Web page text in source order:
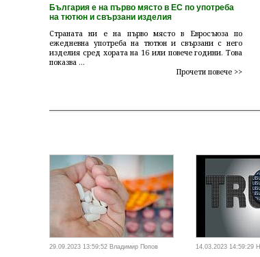
България е на първо място в ЕС по употреба
на тютюн и свързани изделия
Страната ни е на първо място в Евросъюза по
ежедневна употреба на тютюн и свързани с него
изделия сред хората на 16 или повече години. Това
показва ...
Прочети повече >>
29.09.2023 13:59:52 Владимир Попов 14.03.2023 14:59:29